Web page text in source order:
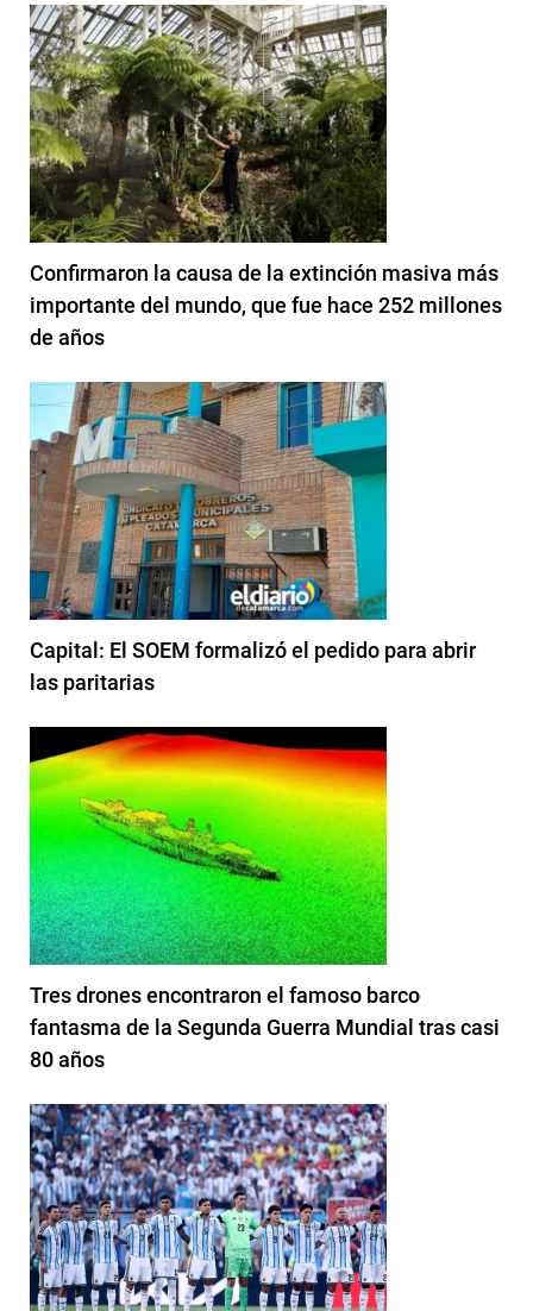
Confirmaron la causa de la extinción masiva más
importante del mundo, que fue hace 252 millones
de años
Capital: El SOEM formalizó el pedido para abrir
las paritarias
Tres drones encontraron el famoso barco
fantasma de la Segunda Guerra Mundial tras casi
80 años